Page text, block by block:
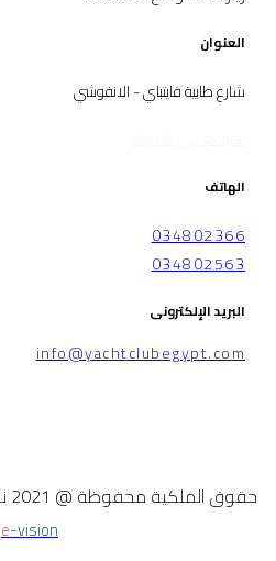
العنوان
شارع طابية قايتباي - الانفوشي
الهاتف
034802366
034802563
البريد الإلكترونى
info@yachtclubegypt.com
حقوق الملكية محفوظة @ 2021 نادى اليخت المصرى , تصميم
e-vision